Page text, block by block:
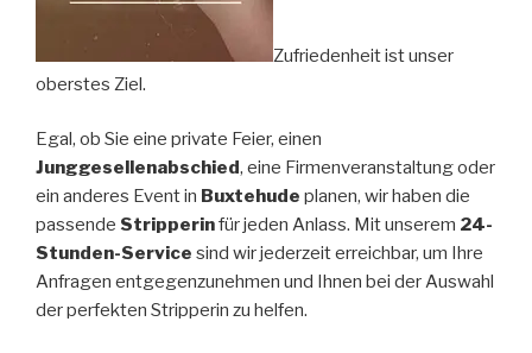
Zufriedenheit ist unser
oberstes Ziel.
Egal, ob Sie eine private Feier, einen
Junggesellenabschied, eine Firmenveranstaltung oder
ein anderes Event in Buxtehude planen, wir haben die
passende Stripperinfür jeden Anlass. Mit unserem 24-
Stunden-Service sind wir jederzeit erreichbar, um Ihre
Anfragen entgegenzunehmen und Ihnen bei der Auswahl
der perfekten Stripperin zu helfen.